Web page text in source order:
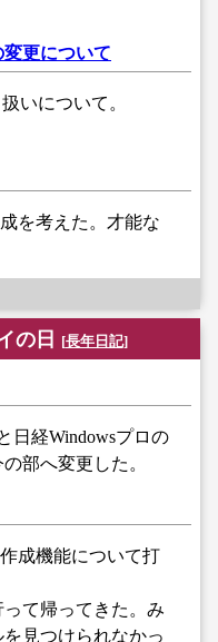
更について
いについて。
を考えた。才能な
の日 [長年日記]
日経Windowsプロの
部へ変更した。
成機能について打
て帰ってきた。み
見つけられなかっ